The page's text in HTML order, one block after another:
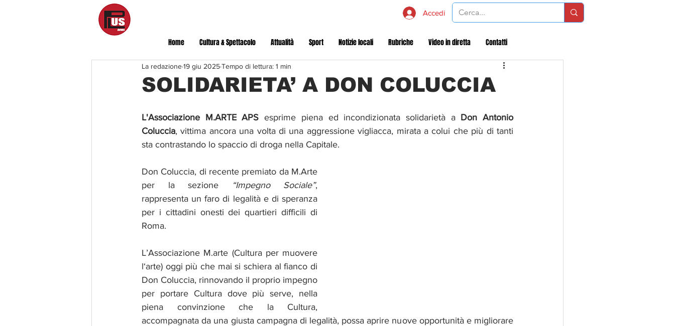
Accedi
Home Cultura & Spettacolo Attualità Sport Notizie locali Rubriche Video in diretta Contatti
SOLIDARIETA’ A DON COLUCCIA
La redazione19 giu 2025Tempo di lettura: 1 min
L'Associazione M.ARTE APS esprime piena ed incondizionata solidarietà a Don Antonio
Coluccia, vittima ancora una volta di una aggressione vigliacca, mirata a colui che più di tanti
sta contrastando lo spaccio di droga nella Capitale.
Don Coluccia, di recente premiato da M.Arte
per la sezione
“Impegno Sociale”,
rappresenta un faro di legalità e di speranza
per i cittadini onesti dei quartieri difficili di
Roma.
L’Associazione M.arte (Cultura per muovere
l‘arte) oggi più che mai si schiera al fianco di
Don Coluccia, rinnovando il proprio impegno
per portare Cultura dove più serve, nella
piena convinzione che la Cultura,
accompagnata da una giusta campagna di legalità, possa aprire nuove opportunità e migliorare